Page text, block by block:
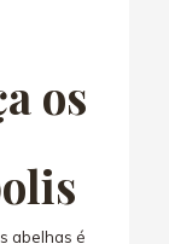
os
abelhas é